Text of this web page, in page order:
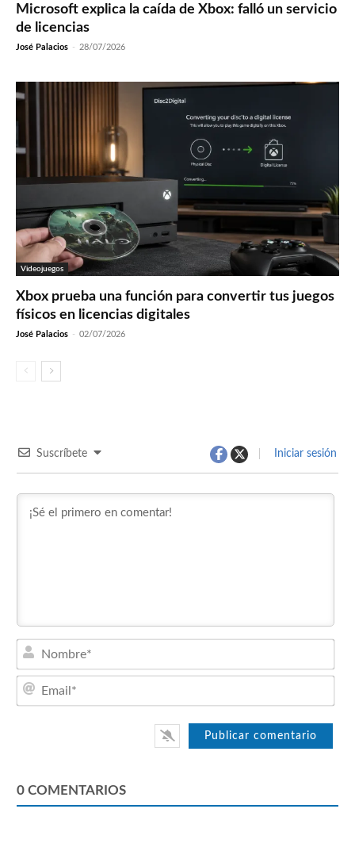
Microsoft explica la caída de Xbox: falló un servicio
de licencias
José Palacios - 28/07/2026
Videojuegos
Xbox prueba una función para convertir tus juegos
físicos en licencias digitales
José Palacios - 02/07/2026
Suscríbete Iniciar sesión
0 COMENTARIOS